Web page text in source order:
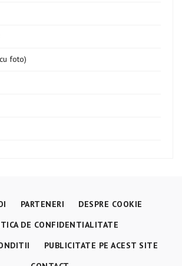
foto)
PARTENERI
DESPRE COOKIE
DE CONFIDENTIALITATE
PUBLICITATE PE ACEST SITE